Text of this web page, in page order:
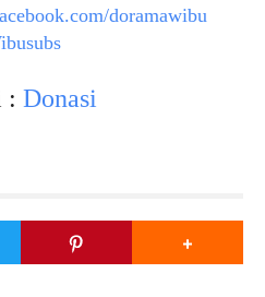
doramawibu
: Donasi